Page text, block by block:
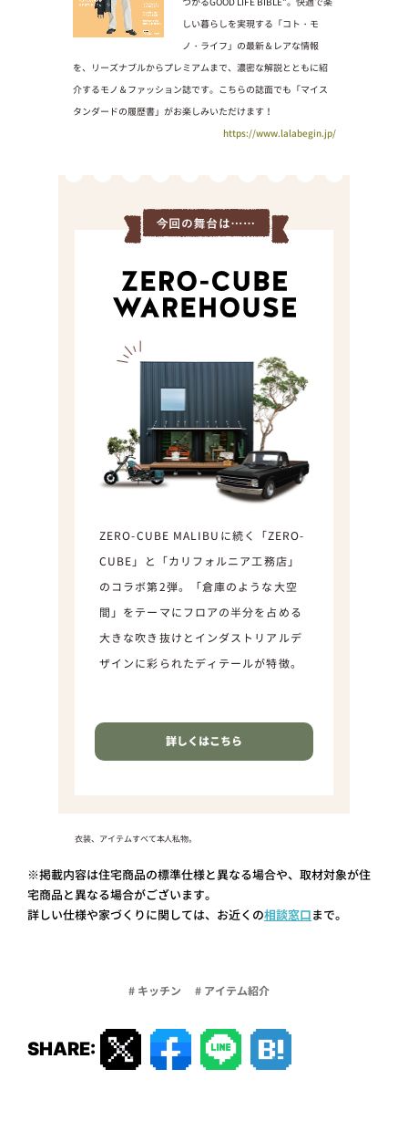
しい暮らしを実現する「コト・モ
ノ・ライフ」の最新＆レアな情報
を、リーズナブルからプレミアムまで、濃密な解説とともに紹
介するモノ＆ファッション誌です。こちらの誌面でも「マイス
タンダードの履歴書」がお楽しみいただけます！
https://www.lalabegin.jp/
ZERO-CUBE MALIBUに続く「ZERO-
CUBE」と「カリフォルニア工務店」
のコラボ第2弾。「倉庫のような大空
間」をテーマにフロアの半分を占める
大きな吹き抜けとインダストリアルデ
ザインに彩られたディテールが特徴。
詳しくはこちら
衣装、アイテムすべて本人私物。
※掲載内容は住宅商品の標準仕様と異なる場合や、取材対象が住
宅商品と異なる場合がございます。
詳しい仕様や家づくりに関しては、お近くの相談窓口まで。
# キッチン # アイテム紹介
SHARE: